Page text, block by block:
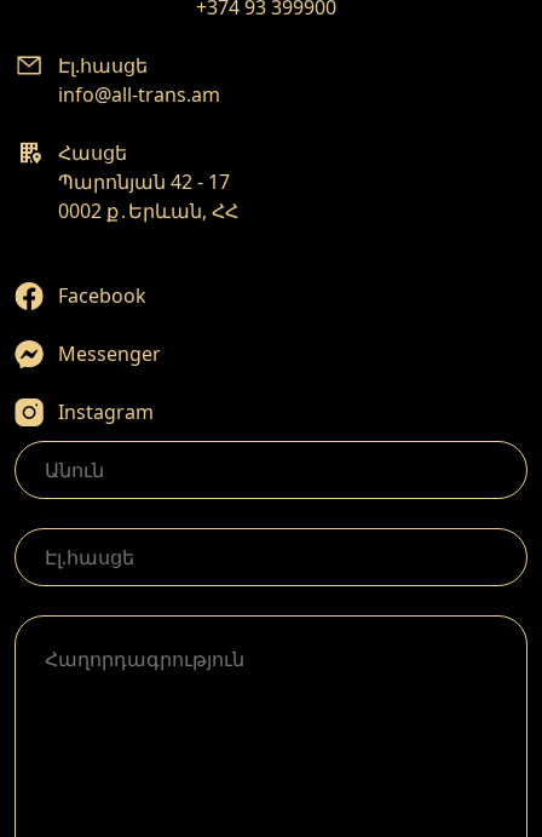
+374 93 399900
Էլ.հասցե
info@all-trans.am
Հասցե
Պարոնյան 42 - 17
0002 ք․Երևան, ՀՀ
Facebook
Messenger
Instagram